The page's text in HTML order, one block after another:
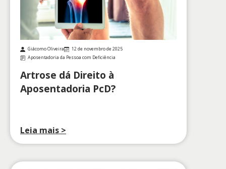
Giácomo Oliveira
12 de novembro de 2025
Aposentadoria da Pessoa com Deficiência
Artrose dá Direito à
Aposentadoria PcD?
Leia mais >